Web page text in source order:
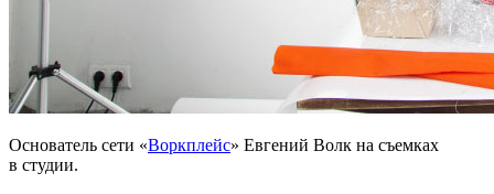
Основатель сети «Воркплейс» Евгений Волк на съемках
в студии.